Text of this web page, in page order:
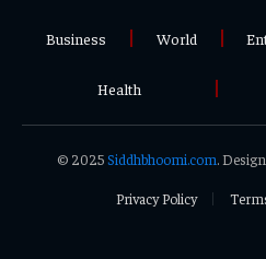
Business World
Health
© 2025Siddhbhoomi.com.
Privacy Policy